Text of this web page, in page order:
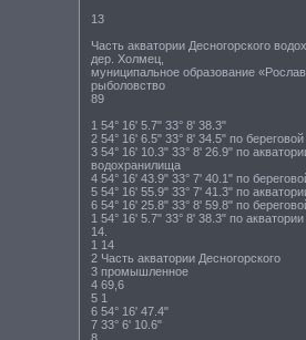
13
Часть акватории Десногорского
дер. Холмец,
муниципальное образование
рыболовство
89
1 54° 16' 5.7" 33° 8' 38.3"
2 54° 16' 6.5" 33° 8' 34.5" по
3 54° 16' 10.3" 33° 8' 26.9" по
водохранилища
4 54° 16' 43.9" 33° 7' 40.1" по
5 54° 16' 55.9" 33° 7' 41.3" по
6 54° 16' 25.8" 33° 8' 59.8" по
1 54° 16' 5.7" 33° 8' 38.3" по
14.
1 14
2 Часть акватории Десногорского
3 промышленное
4 69,6
5 1
6 54° 16' 47.4"
7 33° 6' 10.6"